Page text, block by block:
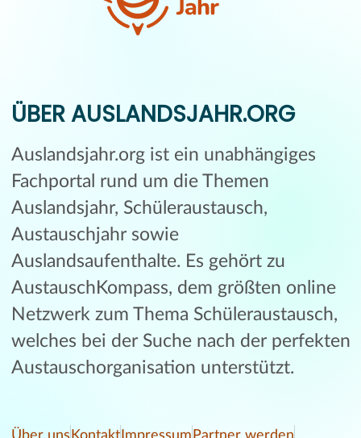
ÜBER AUSLANDSJAHR.ORG
Auslandsjahr.org ist ein unabhängiges
Fachportal rund um die Themen
Auslandsjahr, Schüleraustausch,
Austauschjahr sowie
Auslandsaufenthalte. Es gehört zu
AustauschKompass, dem größten online
Netzwerk zum Thema Schüleraustausch,
welches bei der Suche nach der perfekten
Austauschorganisation unterstützt.